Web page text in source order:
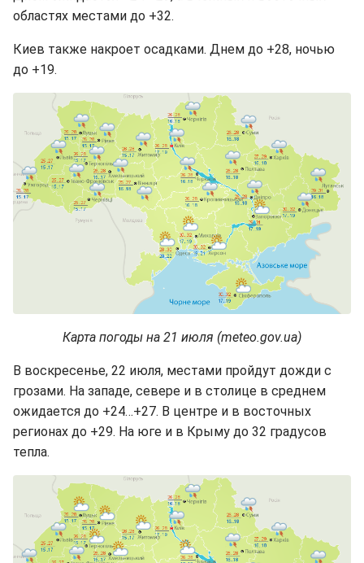
областях местами до +32.
Киев также накроет осадками. Днем до +28, ночью
до +19.
Карта погоды на 21 июля (meteo.gov.ua)
В воскресенье, 22 июля, местами пройдут дожди с
грозами. На западе, севере и в столице в среднем
ожидается до +24…+27. В центре и в восточных
регионах до +29. На юге и в Крыму до 32 градусов
тепла.